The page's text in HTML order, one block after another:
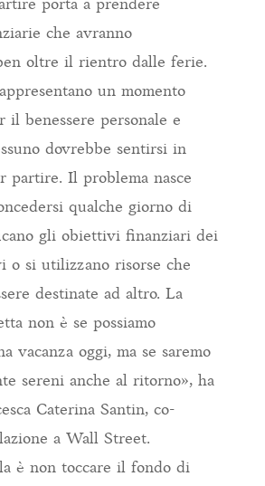
porta a prendere
che avranno
oltre il rientro dalle ferie.
un momento
il benessere personale e
dovrebbe sentirsi in
partire. Il problema nasce
qualche giorno di
gli obiettivi finanziari dei
o si utilizzano risorse che
destinate ad altro. La
non è se possiamo
vacanza oggi, ma se saremo
sereni anche al ritorno», ha
Caterina Santin, co-
a Wall Street.
è non toccare il fondo di